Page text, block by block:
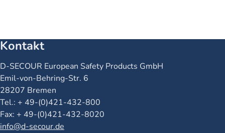
Kontakt
Name
D-SECOUR European Safety Products GmbH
Straße
Emil-von-Behring-Str. 6
Ort
28207 Bremen
Telefon
Tel.: + 49-(0)421-432-800
Fax
Fax: + 49-(0)421-432-8020
Email
info@d-secour.de